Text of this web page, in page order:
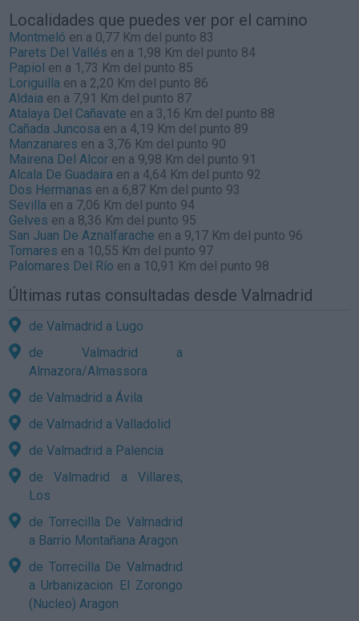
Localidades que puedes ver por el camino
Montmeló en a 0,77 Km del punto 83
Parets Del Vallés en a 1,98 Km del punto 84
Papiol en a 1,73 Km del punto 85
Loriguilla en a 2,20 Km del punto 86
Aldaia en a 7,91 Km del punto 87
Atalaya Del Cañavate en a 3,16 Km del punto 88
Cañada Juncosa en a 4,19 Km del punto 89
Manzanares en a 3,76 Km del punto 90
Mairena Del Alcor en a 9,98 Km del punto 91
Alcala De Guadaira en a 4,64 Km del punto 92
Dos Hermanas en a 6,87 Km del punto 93
Sevilla en a 7,06 Km del punto 94
Gelves en a 8,36 Km del punto 95
San Juan De Aznalfarache en a 9,17 Km del punto 96
Tomares en a 10,55 Km del punto 97
Palomares Del Río en a 10,91 Km del punto 98
Últimas rutas consultadas desde Valmadrid
de Valmadrid a Lugo
de Valmadrid a
Almazora/Almassora
de Valmadrid a Ávila
de Valmadrid a Valladolid
de Valmadrid a Palencia
de Valmadrid a Villares,
Los
de Torrecilla De Valmadrid
a Barrio Montañana Aragon
de Torrecilla De Valmadrid
a Urbanizacion El Zorongo
(Nucleo) Aragon